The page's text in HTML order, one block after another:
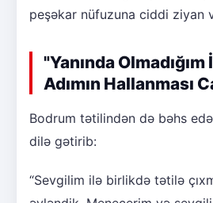
peşəkar nüfuzuna ciddi ziyan
"Yanında
Adımın Hallanması
Bodrum tətilindən də bəhs
dilə gətirib:
“Sevgilim ilə birlikdə tətilə